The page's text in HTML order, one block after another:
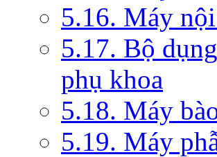
5.16. Máy
5.17. Bộ
phụ khoa
5.18. Máy
5.19. Máy